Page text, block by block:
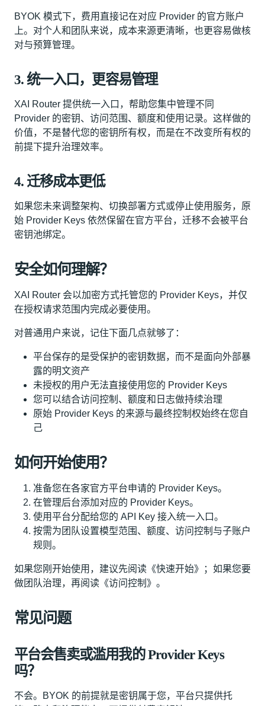
BYOK 模式下，费用直接记在对应 Provider 的官方账户
上。对个人和团队来说，成本来源更清晰，也更容易做核
对与预算管理。
3. 统一入口，更容易管理
XAI Router 提供统一入口，帮助您集中管理不同
Provider 的密钥、访问范围、额度和使用记录。这样做的
价值，不是替代您的密钥所有权，而是在不改变所有权的
前提下提升治理效率。
4. 迁移成本更低
如果您未来调整架构、切换部署方式或停止使用服务，原
始 Provider Keys 依然保留在官方平台，迁移不会被平台
密钥池绑定。
安全如何理解？
XAI Router 会以加密方式托管您的 Provider Keys，并仅
在授权请求范围内完成必要使用。
对普通用户来说，记住下面几点就够了：
平台保存的是受保护的密钥数据，而不是面向外部暴
露的明文资产
未授权的用户无法直接使用您的 Provider Keys
您可以结合访问控制、额度和日志做持续治理
原始 Provider Keys 的来源与最终控制权始终在您自
己
如何开始使用？
准备您在各家官方平台申请的 Provider Keys。
在管理后台添加对应的 Provider Keys。
使用平台分配给您的 API Key 接入统一入口。
按需为团队设置模型范围、额度、访问控制与子账户
规则。
如果您刚开始使用，建议先阅读《快速开始》；如果您要
做团队治理，再阅读《访问控制》。
常见问题
平台会售卖或滥用我的 Provider Keys
吗？
不会。BYOK 的前提就是密钥属于您，平台只提供托